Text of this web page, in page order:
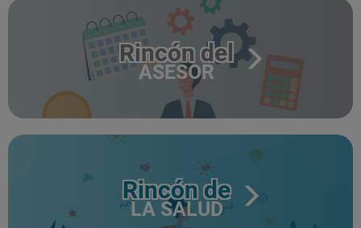
Rincón del
ASESOR
Rincón de
LA SALUD